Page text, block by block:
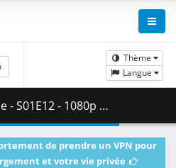
Thème
Langue
(DSNP).mkv.001 ( 365.94 MB )
de prendre un VPN pour
et votre vie privée